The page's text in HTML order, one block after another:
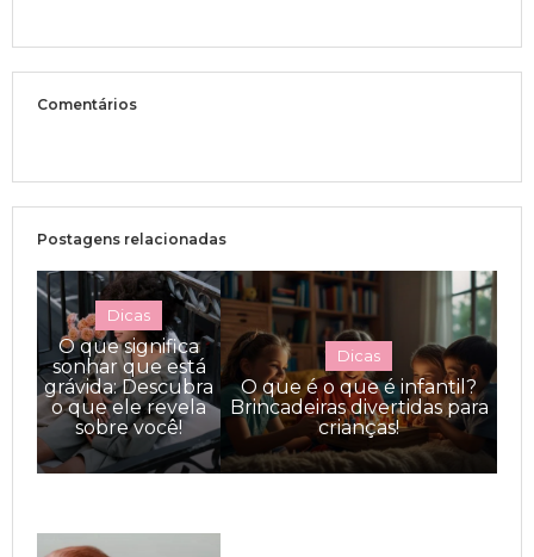
Comentários
Postagens relacionadas
Dicas
O que é o que é infantil?
Brincadeiras divertidas para
crianças!
Dicas
O que significa
sonhar que está
grávida: Descubra
o que ele revela
sobre você!